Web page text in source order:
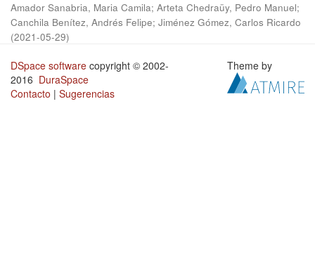
Amador Sanabria, Maria Camila; Arteta Chedraüy, Pedro Manuel;
Canchila Benítez, Andrés Felipe; Jiménez Gómez, Carlos Ricardo
(2021-05-29)
DSpace software copyright © 2002-
2016 DuraSpace
Contacto | Sugerencias
Theme by